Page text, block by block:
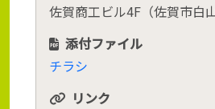
佐賀商工ビル4F（佐賀市白山
添付ファイル
チラシ
リンク